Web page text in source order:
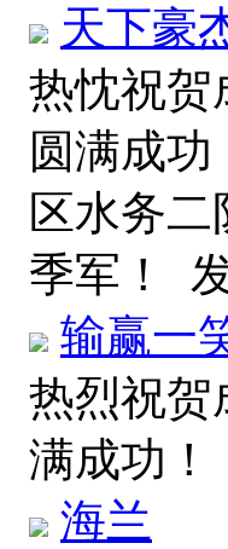
天下豪
热忱祝贺
圆满成
区水务
季军！
输赢一
热烈祝贺
满成功！
海兰